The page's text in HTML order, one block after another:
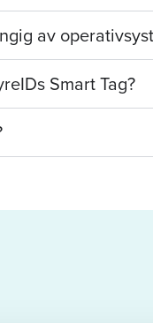
av
Smart Tag?